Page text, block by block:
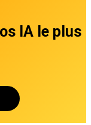
IA le plus